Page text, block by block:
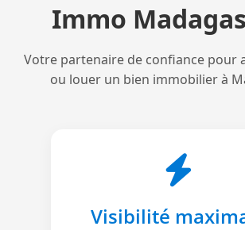
Immo
Votre partenaire de confiance pour
ou louer un bien immobilier à
Visibilité